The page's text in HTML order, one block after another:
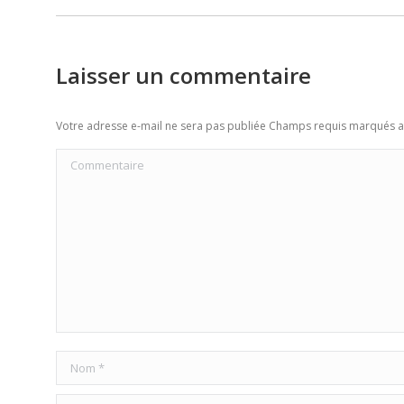
Laisser un commentaire
Votre adresse e-mail ne sera pas publiée Champs requis marqués
Commentaire
Nom *